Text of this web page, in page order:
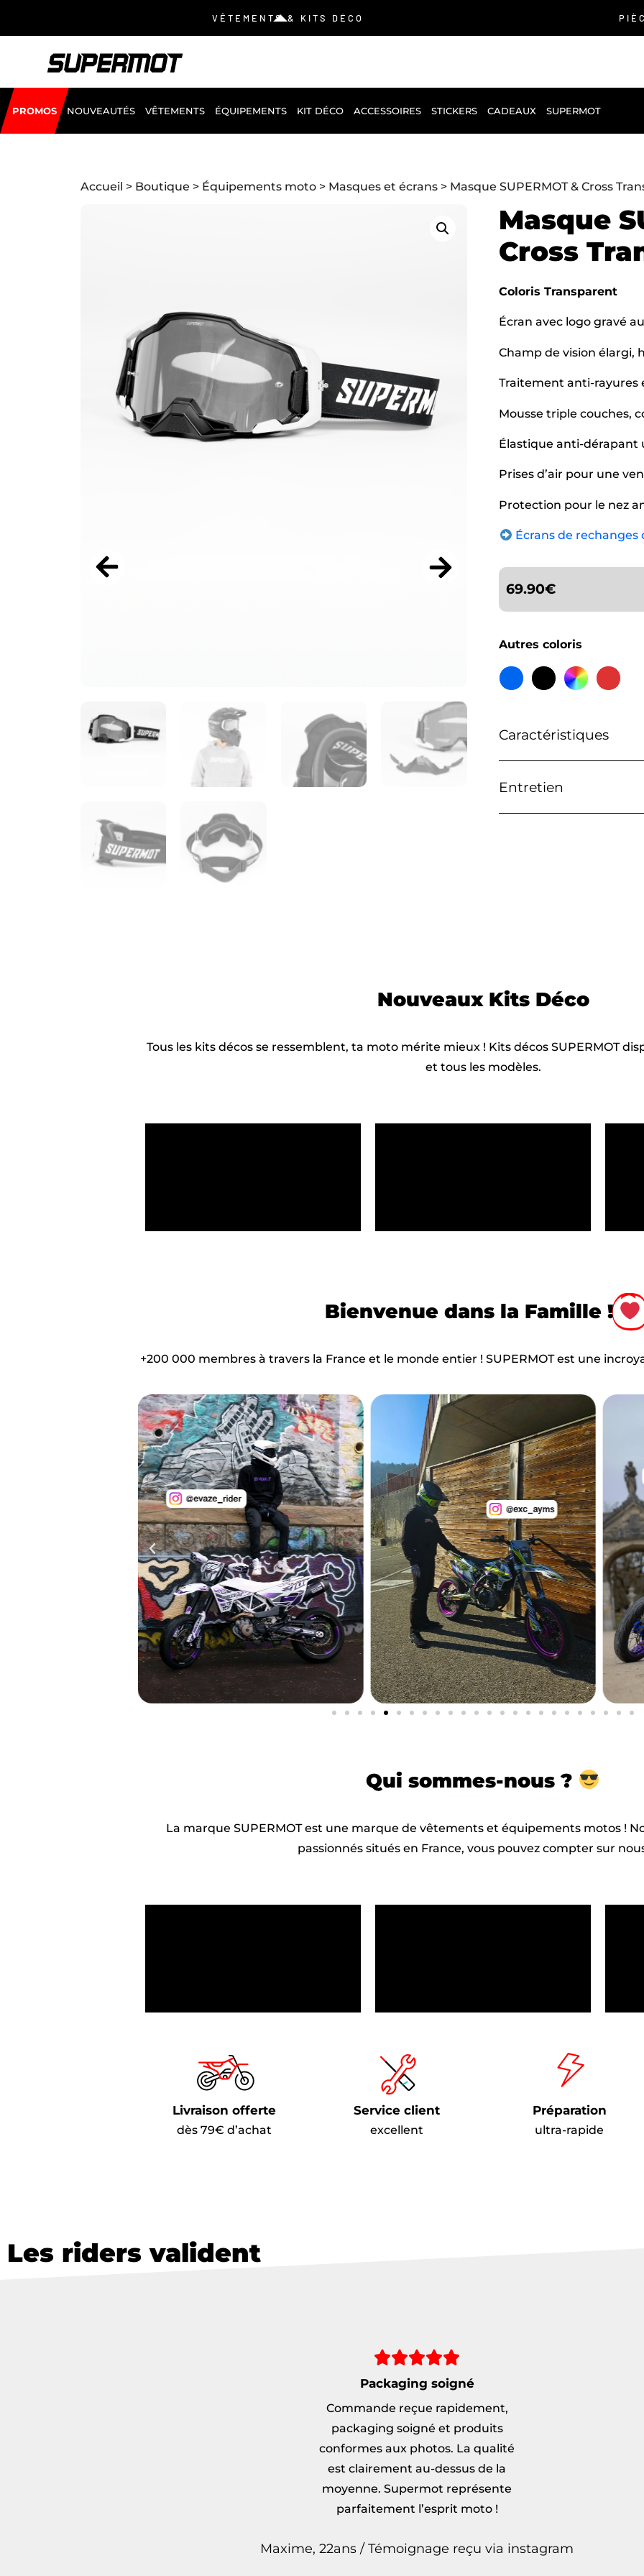
VÊTEMENTS & KITS DÉCO
PROMOS NOUVEAUTÉS VÊTEMENTS ÉQUIPEMENTS KIT DÉCO ACCESSOIRES STICKERS CADEAUX SUPERMOT
Accueil > Boutique > Équipements moto > Masques et écrans > Masque SUPERMOT & Cross
Masque
Cross
Coloris Transparent
Écran avec logo gravé
Champ de vision élargi,
Traitement anti-
Mousse triple couches,
Élastique anti-dérapant
Prises d’air pour une
Protection pour le nez
Écrans de rechanges
69.90€
Autres coloris
Caractéristiques
Entretien
Nouveaux Kits Déco
Tous les kits décos se ressemblent, ta moto mérite mieux ! Kits décos SUPERMOT
et tous les modèles.
Bienvenue dans la Famille !
+200 000 membres à travers la France et le monde entier ! SUPERMOT est une
Quisommes-nous ?
La marque SUPERMOT est une marque de vêtements et équipements motos !
passionnés situés en France, vous pouvez compter sur
Livraison offerte
dès 79€ d’achat
Service client
excellent
Préparation
ultra-rapide
Les riders valident

Packaging soigné
Commande reçue rapidement,
packaging soigné et produits
conformes aux photos. La qualité
est clairement au-dessus de la
moyenne. Supermot représente
parfaitement l’esprit moto !
Maxime, 22ans / Témoignage reçu via instagram